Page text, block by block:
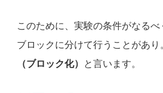
このために、実験の条件がなる
ブロックに分けて行うことがあり
（ブロック化）
と言います。